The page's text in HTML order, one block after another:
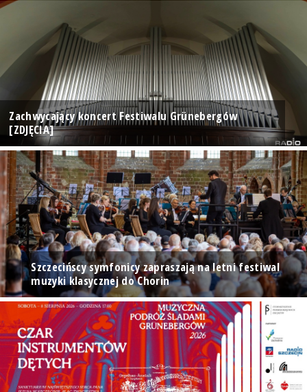
Zachwycający koncert Festiwalu Grünebergów
[ZDJĘCIA]
Szczecińscy symfonicy zapraszają na letni festiwal
muzyki klasycznej do Chorin